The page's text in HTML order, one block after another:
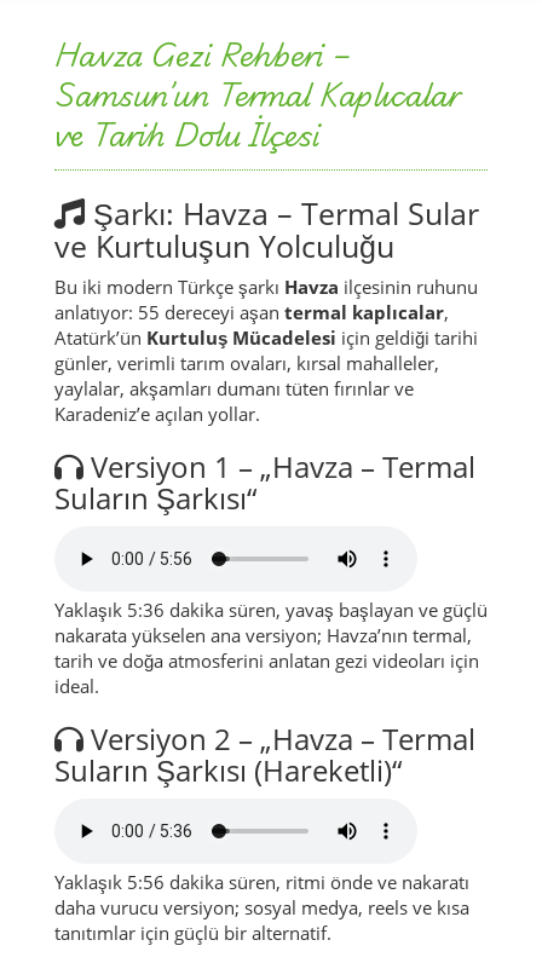
Havza Gezi Rehberi –
Samsun’un Termal Kaplıcalar
ve Tarih Dolu İlçesi
Şarkı: Havza – Termal Sular
ve Kurtuluşun Yolculuğu
Bu iki modern Türkçe şarkı Havza ilçesinin ruhunu
anlatıyor: 55 dereceyi aşan termal kaplıcalar,
Atatürk’ün Kurtuluş Mücadelesi için geldiği tarihi
günler, verimli tarım ovaları, kırsal mahalleler,
yaylalar, akşamları dumanı tüten fırınlar ve
Karadeniz’e açılan yollar.
Versiyon 1 – „Havza – Termal
Suların Şarkısı“
Yaklaşık 5:36 dakika süren, yavaş başlayan ve güçlü
nakarata yükselen ana versiyon; Havza’nın termal,
tarih ve doğa atmosferini anlatan gezi videoları için
ideal.
Versiyon 2 – „Havza – Termal
Suların Şarkısı (Hareketli)“
Yaklaşık 5:56 dakika süren, ritmi önde ve nakaratı
daha vurucu versiyon; sosyal medya, reels ve kısa
tanıtımlar için güçlü bir alternatif.